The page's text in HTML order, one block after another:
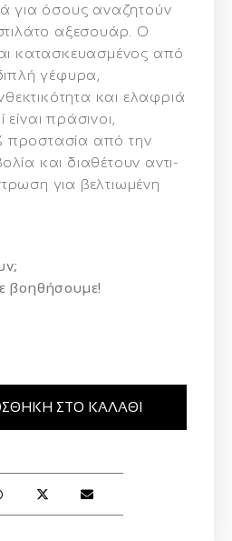
για όσους αναζητούν
αξεσουάρ.
Ο
κατασκευασμένος από
γέφυρα,
και ελαφριά
είναιπράσινοι,
προστασία απότην
και διαθέτουν αντι-
για βελτιωμένη
βοηθήσουμε!
ΣΤΟ ΚΑΛΆΘΙ